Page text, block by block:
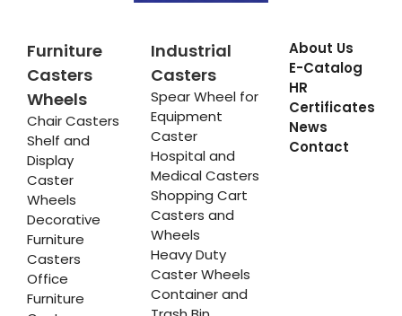
Furniture
Casters
Wheels
Chair Casters
Shelf and
Display
Caster
Wheels
Decorative
Furniture
Casters
Office
Furniture
Industrial
Casters
Spear Wheel for
Equipment
Caster
Hospital and
Medical Casters
Shopping Cart
Casters and
Wheels
Heavy Duty
Caster Wheels
Container and
About Us
E-Catalog
HR
Certificates
News
Contact